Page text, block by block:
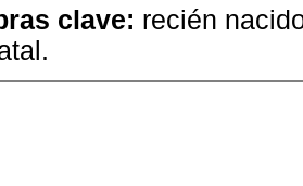
clave: recién